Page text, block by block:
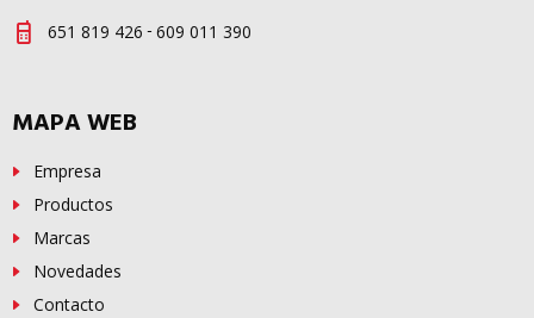
651 819 426 - 609 011 390
MAPA WEB
Empresa
Productos
Marcas
Novedades
Contacto